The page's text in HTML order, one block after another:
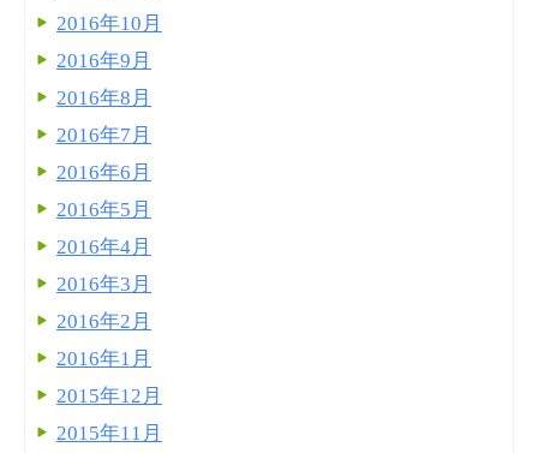
2016年10月
2016年9月
2016年8月
2016年7月
2016年6月
2016年5月
2016年4月
2016年3月
2016年2月
2016年1月
2015年12月
2015年11月